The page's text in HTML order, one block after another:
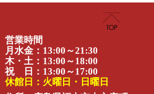
営業時間
月水金：13:00～21:30
木・土：13:00～18:00
祝 日：13:00～17:00
休館日：火曜日・日曜日